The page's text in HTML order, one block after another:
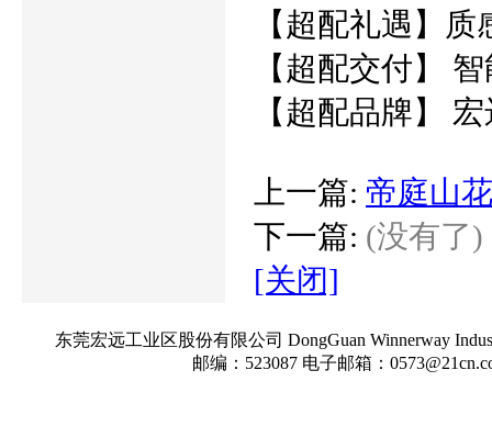
【超配礼遇】
【超配交付】
【超配品牌】
上一篇: 帝庭山
下一篇: (没有了)
[关闭]
东莞宏远工业区股份有限公司 DongGuan Winnerway
邮编：523087 电子邮箱：